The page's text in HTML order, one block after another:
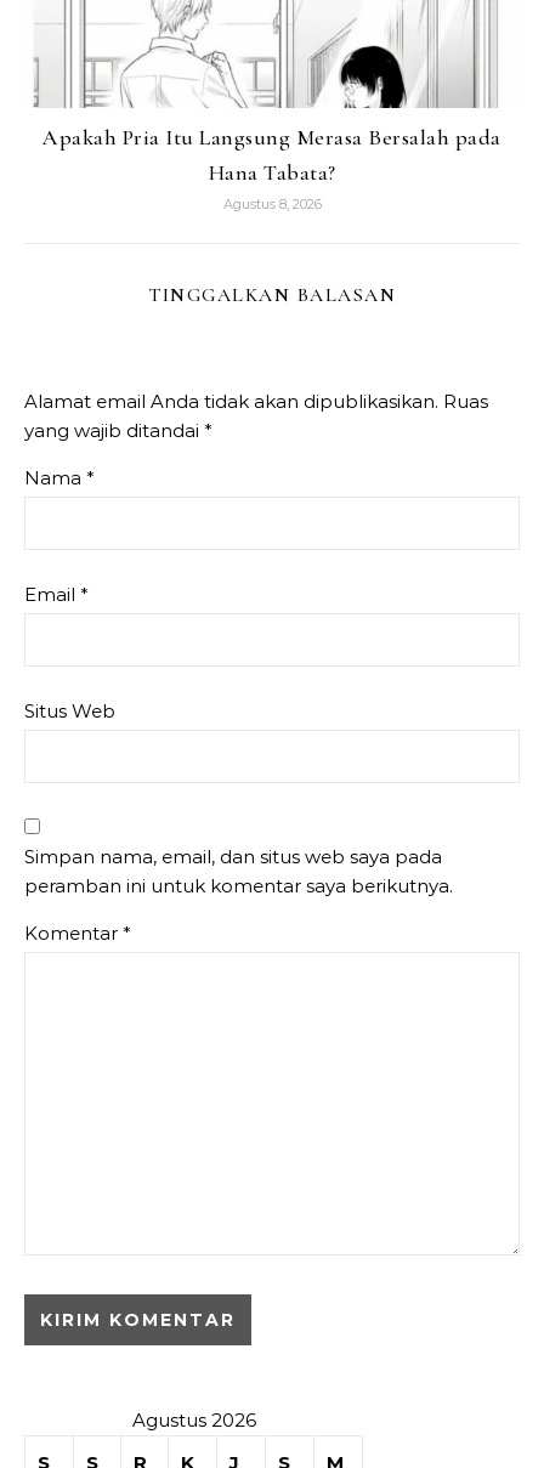
Apakah Pria Itu Langsung Merasa Bersalah pada
Hana Tabata?
Agustus 8, 2026
TINGGALKAN BALASAN
Alamat email Anda tidak akan dipublikasikan. Ruas
yang wajib ditandai *
Nama *
Email *
Situs Web
Simpan nama, email, dan situs web saya pada
peramban ini untuk komentar saya berikutnya.
Komentar *
Agustus 2026
S
S R K J S M